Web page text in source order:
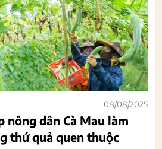
08/08/2025
nông dân Cà Mau làm
thứ quả quen thuộc